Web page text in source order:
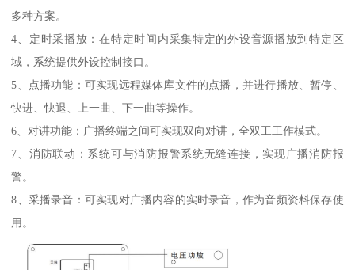
多种方案。
4、定时采播放：在特定时间内采集特定的外设音源播放到特定区
域，系统提供外设控制接口。
5、点播功能：可实现远程媒体库文件的点播，并进行播放、暂停、
快进、快退、上一曲、下一曲等操作。
6、对讲功能：广播终端之间可实现双向对讲，全双工工作模式。
7、消防联动：系统可与消防报警系统无缝连接，实现广播消防报
警。
8、采播录音：可实现对广播内容的实时录音，作为音频资料保存使
用。